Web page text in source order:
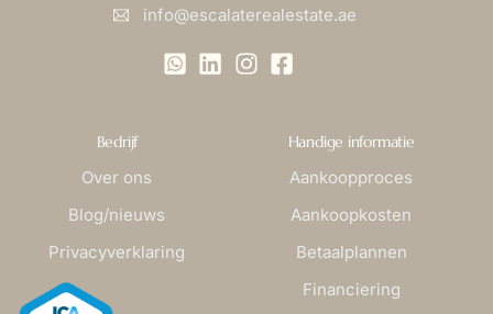
info@escalaterealestate.ae
Bedrijf
Over ons
Blog/nieuws
Privacyverklaring
Handige informatie
Aankoopproces
Aankoopkosten
Betaalplannen
Financiering